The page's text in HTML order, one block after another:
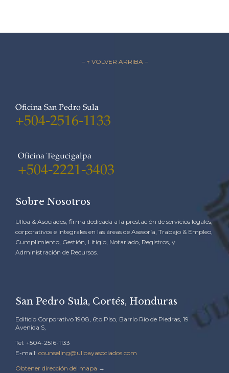
– ↑ VOLVER ARRIBA –
Oficina San Pedro Sula
+504-2516-1133
Oficina Tegucigalpa
+504-2221-3403
Sobre Nosotros
Ulloa & Asociados, firma dedicada a la prestación de servicios legales,
corporativos e integrales en las áreas de Asesoría, Trabajo & Empleo,
Cumplimiento, Gestión, Litigio, Notariado, Registros, y
Administración de Recursos.
San Pedro Sula, Cortés, Honduras
Edificio Corporativo 1908, 6to Piso, Barrio Río de Piedras, 19
Avenida S,
Tel: +504-2516-1133
E-mail: counseling@ulloayasociados.com
Obtener dirección del mapa →